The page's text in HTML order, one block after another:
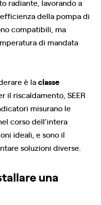
radiante, lavorando a
della pompa di
compatibili, ma
di mandata
è laclasse
il riscaldamento, SEER
misurano le
corso dell’intera
ideali, e sono il
soluzioni diverse.
una